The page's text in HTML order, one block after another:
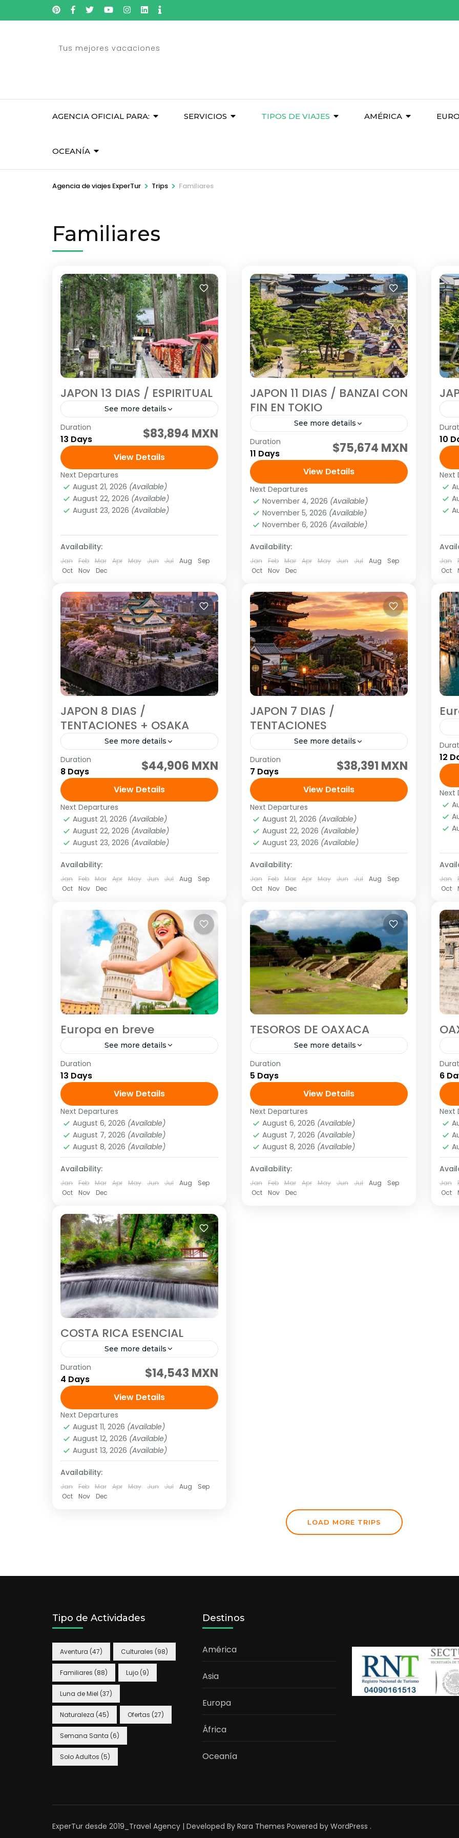
to
Tus mejores vacaciones
AGENCIA OFICIAL PARA: SERVICIOS TIPOS DE VIAJES AMÉRICA
OCEANÍA
Agencia de viajes ExperTur > Trips > Familiares
Familiares
JAPON 13 DIAS / ESPIRITUAL
See more details
Visitando: Tokio, Hakone, Kioto, Nara,
Kanazawa, Shirakawago, Takayama,
Gero/Gifu, Nagoya, Ise, Toba,
Kumano, Nachi-Katsuura, Koyasan y
Osaka Salidas: Todos los Martes
(garantizadas con un mínimo...
Asia,Asia del extremo oriente
1 Person
Duration
13 Days $83,894 MXN
View Details
Next Departures
August 21, 2026 (Available)
August 22, 2026 (Available)
August 23, 2026 (Available)
Availability:
Jan Feb Mar Apr May Jun Jul Aug
Sep
Oct
Nov Dec
JAPON 11 DIAS / BANZAI CON
FIN EN TOKIO
See more details
Visitando: Tokio, Hakone, Kioto, Nara,
Kanazawa, Shirakawago, Takayama y
Gero/Gifu, Osaka Salidas: Todos los
Martes o viernes o lunes
(garantizadas con un mínimo de
dos...
Asia,Asia del extremo oriente
1 Person
Duration
11 Days $75,674 MXN
View Details
Next Departures
November 4, 2026 (Available)
November 5, 2026 (Available)
November 6, 2026 (Available)
Availability:
Jan Feb Mar Apr May Jun Jul Aug
Sep
Oct
Nov Dec
1
10
Next
Jan
Oct
JAPON 8 DIAS /
TENTACIONES + OSAKA
See more details
Visitando: Tokio, Hakone, Nara, Kioto,
Osaka Salidas: Todos los Martes o
viernes o lunes (garantizadas con un
mínimo de dos personas adultas)
hasta el de...
Asia,Asia del extremo oriente
1 Person
Duration
8 Days $44,906 MXN
View Details
Next Departures
August 21, 2026 (Available)
August 22, 2026 (Available)
August 23, 2026 (Available)
Availability:
Jan Feb Mar Apr May Jun Jul Aug
Sep
Oct
Nov Dec
JAPON 7 DIAS /
TENTACIONES
See more details
Visitando: Tokio, Hakone, Nara, Kioto
Salidas: Todos los Martes o viernes o
lunes (garantizadas con un mínimo
de dos personas adultas) hasta el
de marzo...
Asia,Asia del extremo oriente
1 Person
Duration
7 Days $38,391 MXN
View Details
Next Departures
August 21, 2026 (Available)
August 22, 2026 (Available)
August 23, 2026 (Available)
Availability:
Jan Feb Mar Apr May Jun Jul Aug
Sep
Oct
Nov Dec
1
12
Next
Jan
Oct
Europa en breve
See more details
<strong>MP</strong>
<strong>Visitando:</strong> París /
El Rin / Frankfurt / Heidelberg /
Lucerna / Zúrich / Innsbruck /
Venecia / Padua / Florencia / Roma
/...
Europa,Europa Central
Europa Mediterranea
1 Person
Duration
13 Days
View Details
Next Departures
August 6, 2026 (Available)
August 7, 2026 (Available)
August 8, 2026 (Available)
Availability:
Jan Feb Mar Apr May Jun Jul Aug
Sep
Oct
Nov Dec
TESOROS DE OAXACA
See more details
<strong>Visitando:</strong> Oaxaca
– Monte Albán – Cuilapan de
Guerrero – Coyotepec – Tule – Mitla
– Hierve el Agua <strong>Salidas:
</strong> diarias (Min 2 personas)
América,Norte América
1 Person
Duration
5 Days
View Details
Next Departures
August 6, 2026 (Available)
August 7, 2026 (Available)
August 8, 2026 (Available)
Availability:
Jan Feb Mar Apr May Jun Jul Aug
Sep
Oct
Nov Dec
–
1
6
Next
Jan
Oct
COSTA RICA ESENCIAL
See more details
SALIDAS DIARIO Visitando: San José –
Volcán Arenal – Termales de
Tabacón - Parque Nacional Manuel
Antonio Programa y tarifa vigentes
hasta el 11 de...
América,Centroamérica
2 People
Duration
4 Days $14,543 MXN
View Details
Next Departures
August 11, 2026 (Available)
August 12, 2026 (Available)
August 13, 2026 (Available)
Availability:
Jan Feb Mar Apr May Jun Jul Aug
Sep
Oct
Nov Dec
LOAD MORE TRIPS
Tipo de Actividades
Aventura (47) Culturales (98)
Familiares (88) Lujo (9)
Luna de Miel (37)
Naturaleza (45) Ofertas (27)
Semana Santa (6)
Solo Adultos (5)
Destinos
América
Asia
Europa
África
Oceanía
ExperTur desde 2019_ Travel Agency | Developed By Rara Themes Powered by WordPress .